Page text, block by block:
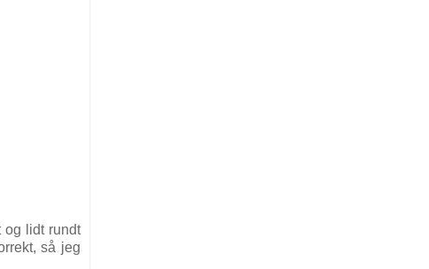
og lidt rundt
så jeg